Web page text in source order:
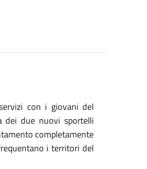
con i giovani del
dei due nuovi sportelli
completamente
i territori del